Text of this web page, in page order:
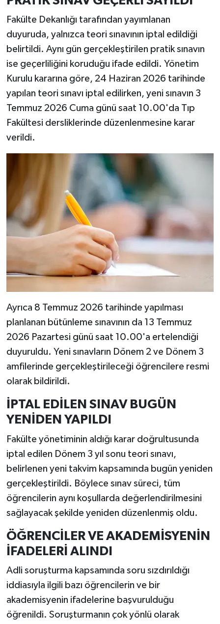
Fakülte Dekanlığı tarafından yayımlanan
duyuruda, yalnızca teori sınavının iptal edildiği
belirtildi. Aynı gün gerçekleştirilen pratik sınavın
ise geçerliliğini koruduğu ifade edildi. Yönetim
Kurulu kararına göre, 24 Haziran 2026 tarihinde
yapılan teori sınavı iptal edilirken, yeni sınavın 3
Temmuz 2026 Cuma günü saat 10.00'da Tıp
Fakültesi dersliklerinde düzenlenmesine karar
verildi.
Ayrıca 8 Temmuz 2026 tarihinde yapılması
planlanan bütünleme sınavının da 13 Temmuz
2026 Pazartesi günü saat 10.00'a ertelendiği
duyuruldu. Yeni sınavların Dönem 2 ve Dönem 3
amfilerinde gerçekleştirileceği öğrencilere resmi
olarak bildirildi.
İPTAL EDİLEN SINAV BUGÜN
YENİDEN YAPILDI
Fakülte yönetiminin aldığı karar doğrultusunda
iptal edilen Dönem 3 yıl sonu teori sınavı,
belirlenen yeni takvim kapsamında bugün yeniden
gerçekleştirildi. Böylece sınav süreci, tüm
öğrencilerin aynı koşullarda değerlendirilmesini
sağlayacak şekilde yeniden düzenlenmiş oldu.
ÖĞRENCİLER VE AKADEMİSYENİN
İFADELERİ ALINDI
Adli soruşturma kapsamında soru sızdırıldığı
iddiasıyla ilgili bazı öğrencilerin ve bir
akademisyenin ifadelerine başvurulduğu
öğrenildi. Soruşturmanın çok yönlü olarak